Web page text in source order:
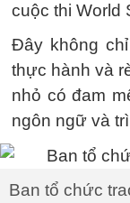
cuộc thi World
Đây không
thực hành và
nhỏ có đam
ngôn ngữ và
Ban tổ chức